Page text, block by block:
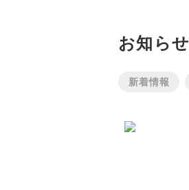
お知らせ
新着情報